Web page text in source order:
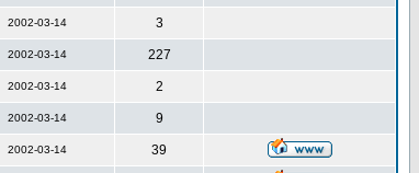
2002-03-14 3
2002-03-14 227
2002-03-14 2
2002-03-14 9
2002-03-14 39